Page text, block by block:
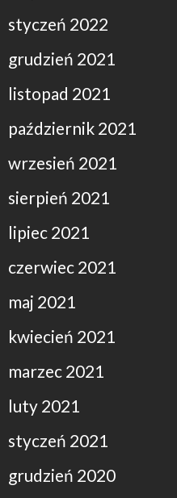
styczeń 2022
grudzień 2021
listopad 2021
październik 2021
wrzesień 2021
sierpień 2021
lipiec 2021
czerwiec 2021
maj 2021
kwiecień 2021
marzec 2021
luty 2021
styczeń 2021
grudzień 2020